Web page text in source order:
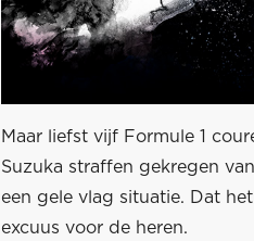
Maar liefst vijf Formule 1
Suzuka straffen gekregen
een gele vlag situatie. Dat
excuus voor de heren.